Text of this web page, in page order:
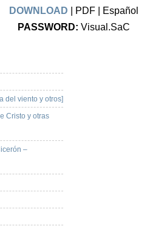
DOWNLOAD | PDF | Español
PASSWORD: Visual.SaC
del viento y otros]
Cristo y otras
–